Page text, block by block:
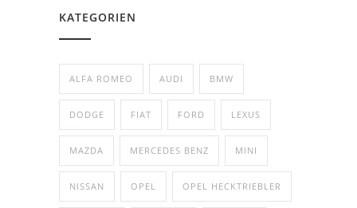
KATEGORIEN
ALFA ROMEO AUDI BMW
DODGE FIAT FORD LEXUS
MAZDA MERCEDES BENZ MINI
NISSAN OPEL OPEL HECKTRIEBLER